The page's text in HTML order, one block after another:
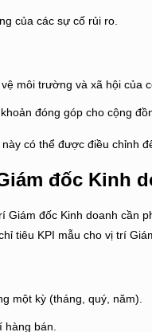
của các sự cố rủi ro.
môi trường và xã hội của
đóng góp cho cộng
có thể được điều chỉnh
đốc Kinh
Giám đốc Kinh doanh cần
tiêu KPI mẫu cho vị trí
một kỳ (tháng, quý, năm).
bán.